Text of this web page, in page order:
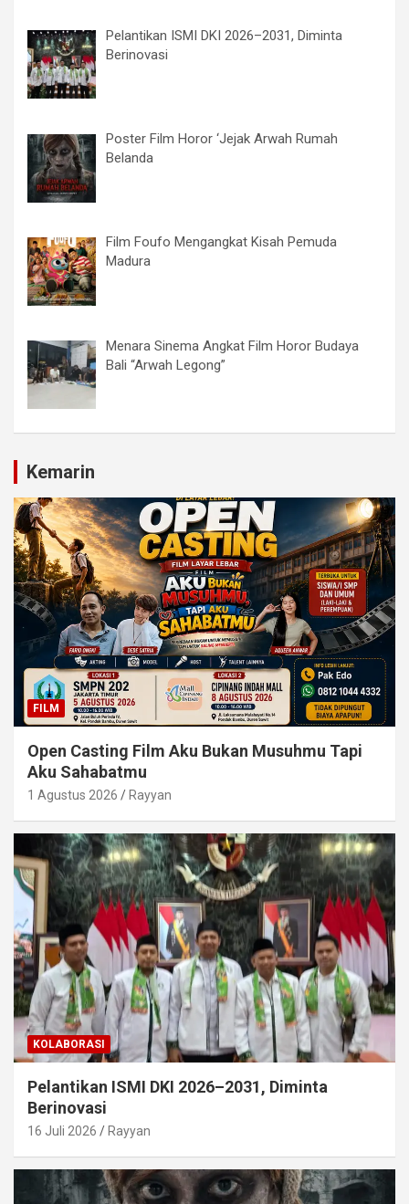
Pelantikan ISMI DKI 2026–2031, Diminta
Berinovasi
Poster Film Horor ‘Jejak Arwah Rumah
Belanda
Film Foufo Mengangkat Kisah Pemuda
Madura
Menara Sinema Angkat Film Horor Budaya
Bali “Arwah Legong”
Kemarin
FILM
Open Casting Film Aku Bukan Musuhmu Tapi
Aku Sahabatmu
1 Agustus 2026 Rayyan
KOLABORASI
Pelantikan ISMI DKI 2026–2031, Diminta
Berinovasi
16 Juli 2026 Rayyan